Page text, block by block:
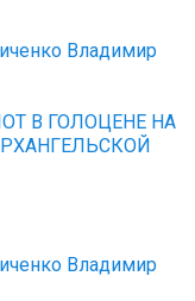
Владимир
В ГОЛОЦЕНЕ НА
Владимир